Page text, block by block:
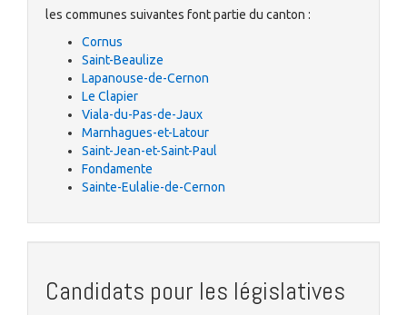
les communes suivantes font partie du canton :
Cornus
Saint-Beaulize
Lapanouse-de-Cernon
Le Clapier
Viala-du-Pas-de-Jaux
Marnhagues-et-Latour
Saint-Jean-et-Saint-Paul
Fondamente
Sainte-Eulalie-de-Cernon
Candidats pour les législatives